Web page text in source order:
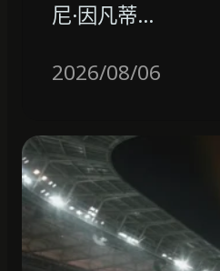
尼·因凡蒂…
2026/08/06